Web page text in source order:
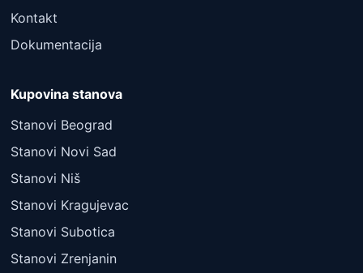
Kontakt
Dokumentacija
Kupovina stanova
Stanovi Beograd
Stanovi Novi Sad
Stanovi Niš
Stanovi Kragujevac
Stanovi Subotica
Stanovi Zrenjanin